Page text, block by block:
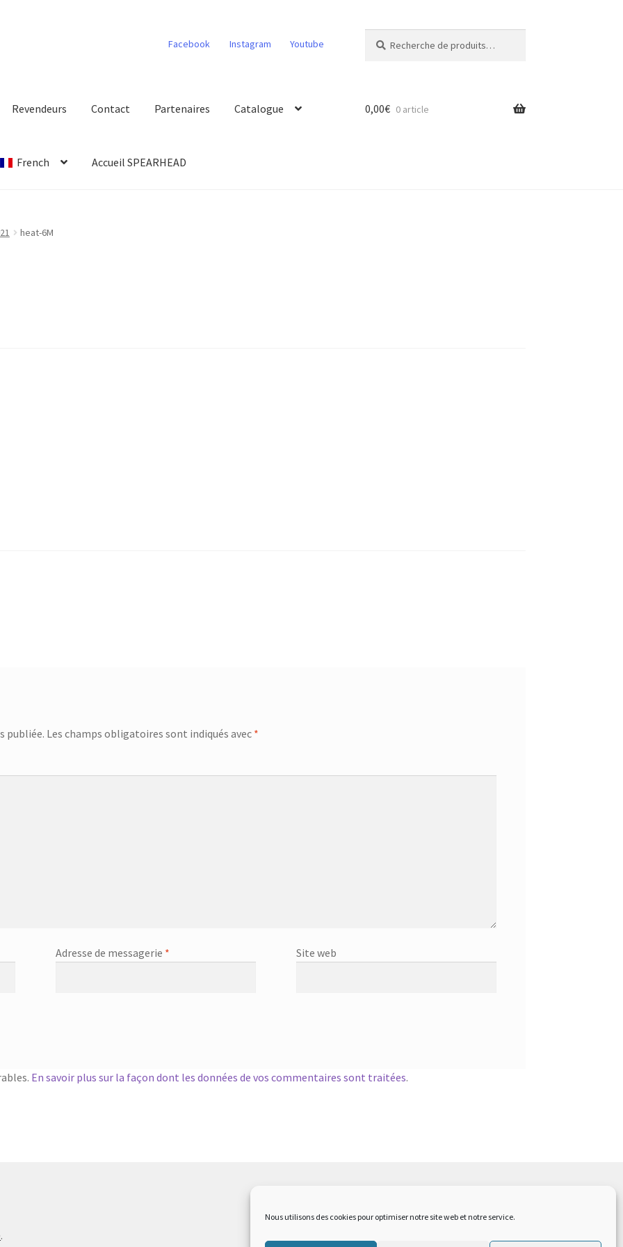
Nous utilisons des cookies pour optimiser notre site web et notre service.
Facebook Instagram Youtube
pour :
Revendeurs Contact Partenaires Catalogue
French Accueil SPEARHEAD
0,00€ 0 article
heat-6M
publiée. Les champs obligatoires sont indiqués avec *
Adresse de messagerie * Site web
En savoir plus sur la façon dont les données de vos commentaires sont traitées.
.